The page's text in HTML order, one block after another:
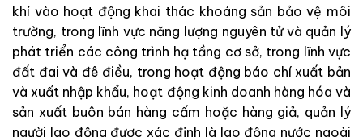
khí vào hoạt động khai thác khoáng sản bảo vệ môi
trường, trong lĩnh vực năng lượng nguyên tử và quản lý
phát triển các công trình hạ tầng cơ sở, trong lĩnh vực
đất đai và đê điều, trong hoạt động báo chí xuất bản
và xuất nhập khẩu, hoạt động kinh doanh hàng hóa và
sản xuất buôn bán hàng cấm hoặc hàng giả, quản lý
người lao động được xác định là lao động nước ngoài